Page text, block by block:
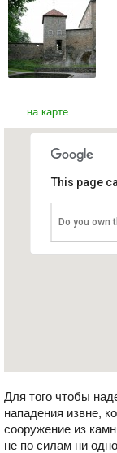
на карте
This page
Do you own
Для того чтобы
нападения извне,
сооружение из
не по силам ни